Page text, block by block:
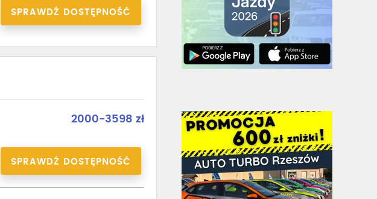
SPRAWDŹ DOSTĘPNOŚĆ
2000-3598 zł
SPRAWDŹ DOSTĘPNOŚĆ